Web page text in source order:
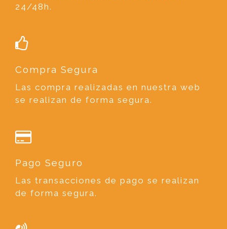
24/48h.
Compra Segura
Las compra realizadas en nuestra web
se realizan de forma segura.
Pago Seguro
Las transacciones de pago se realizan
de forma segura.